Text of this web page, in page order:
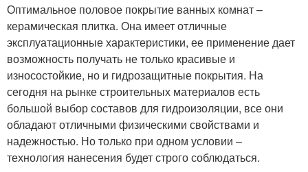
Оптимальное половое покрытие ванных комнат –
керамическая плитка. Она имеет отличные
эксплуатационные характеристики, ее применение дает
возможность получать не только красивые и
износостойкие, но и гидрозащитные покрытия. На
сегодня на рынке строительных материалов есть
большой выбор составов для гидроизоляции, все они
обладают отличными физическими свойствами и
надежностью. Но только при одном условии –
технология нанесения будет строго соблюдаться.